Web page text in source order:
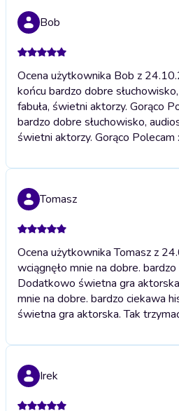
Bob
Ocena użytkownika Bob z
końcu bardzo dobre
fabuła, świetni aktorzy. Gorąco
bardzo dobre słuchowisko,
świetni aktorzy. Gorąco Polecam
Tomasz
Ocena użytkownika Tomasz z
wciągnęło mnie na dobre.
Dodatkowo świetna gra
mnie na dobre. bardzo ciekawa
świetna gra aktorska. Tak
Irek